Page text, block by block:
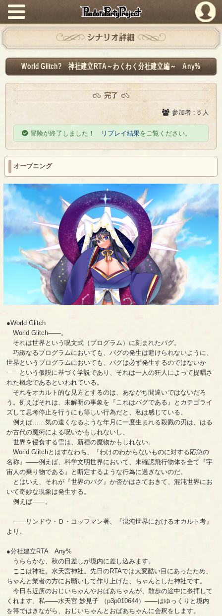
PandoraPartyProject
シナリオ詳細
World Glitch? 神社建立RTA～わくわく分社建立編～ Any%
完了
参加者 : 8 人
冒険が終了しました！ リプレイ結果をご覧ください。
オープニング
●World Glitch
World Glitch――。
それは世界という呪文式（プログラム）に刻まれたバグ。
巧緻なるプログラムにおいても、バグの発生は避けられないように、
世界というプログラムにおいても、バグは必ず発生するのではないか
――という仮説に基づく学説であり、それは一人の狂人によって提唱さ
れた概念であるといわれている。
それをオカルト的な見方とするのは、あながち間違いではないだろ
う。例えばそれは、未解明の事象を『これはバグである』とカテゴライ
ズして思考停止を行うにも等しい行為だと、私は感じている。
例えば……気の遠くなるような年月に一度生まれる殺戮の刃は、はる
か古代の魔術による呪いかもしれないし、
世界を侵食する雪は、新種の魔物かもしれない。
World Glitchとはすなわち、『わけのわからないものに対する応急の
名称』――例えば、科学文明世界において、未確認飛行物体を全て『宇
宙人の乗り物である』と断定するような行為に過ぎないのだ。
とはいえ、それが『世界のバグ』か否かはさておきて、混沌世界にお
いて奇妙な現象は発生する。
例えば――。
――リンドウ・Ｄ・コッフマン著、『混沌世界におけるオカルト考』
より。
●分社建立RTA Any%
うららかな、秋の日差しが境内に差し込みます。
ここは神社。水天宮神社。先日のRTAでは大変酷い目にあったため、
ちゃんと業者の方にお願いして作り上げた、ちゃんとした神社です。
今日も近所のおじいちゃんやおばあちゃんが、散歩の途中に参拝して
くれます。私――水天宮 妙見子 （p3p010644）――はゆっくりと境内
を箒ではきながら、おじいちゃんとおばあちゃんに会釈をします。